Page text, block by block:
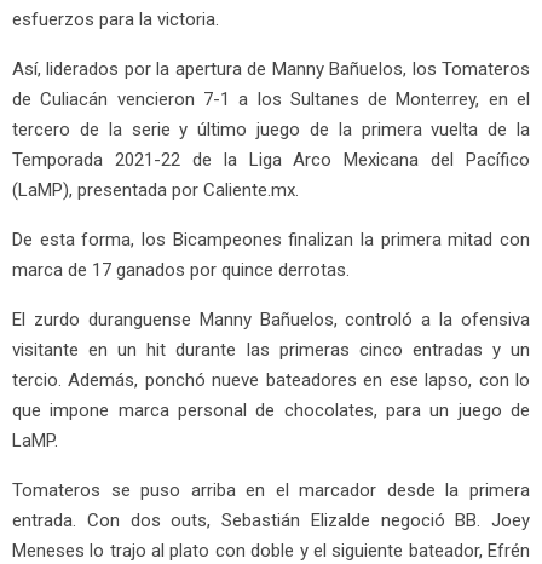
esfuerzos para la victoria.
Así, liderados por la apertura de Manny Bañuelos, los Tomateros
de Culiacán vencieron 7-1 a los Sultanes de Monterrey, en el
tercero de la serie y último juego de la primera vuelta de la
Temporada 2021-22 de la Liga Arco Mexicana del Pacífico
(LaMP), presentada por Caliente.mx.
De esta forma, los Bicampeones finalizan la primera mitad con
marca de 17 ganados por quince derrotas.
El zurdo duranguense Manny Bañuelos, controló a la ofensiva
visitante en un hit durante las primeras cinco entradas y un
tercio. Además, ponchó nueve bateadores en ese lapso, con lo
que impone marca personal de chocolates, para un juego de
LaMP.
Tomateros se puso arriba en el marcador desde la primera
entrada. Con dos outs, Sebastián Elizalde negoció BB. Joey
Meneses lo trajo al plato con doble y el siguiente bateador, Efrén